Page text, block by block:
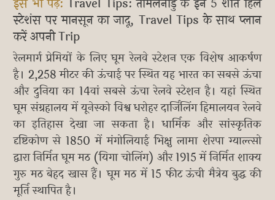
स्टेशंस पर मानसून का जादू, Travel Tips के साथ प्लान
करें अपनी Trip
रेलमार्ग प्रेमियों के लिए घूम रेलवे स्टेशन एक विशेष आकर्षण
है। 2,258 मीटर की ऊंचाई पर स्थित यह भारत का सबसे ऊंचा
और दुनिया का 14वां सबसे ऊंचा रेलवे स्टेशन है। यहां स्थित
घूम संग्रहालय में यूनेस्को विश्व धरोहर दार्जिलिंग हिमालयन रेलवे
का इतिहास देखा जा सकता है। धार्मिक और सांस्कृतिक
दृष्टिकोण से 1850 में मंगोलियाई भिक्षु लामा शेरपा ग्याल्त्सो
द्वारा निर्मित घूम मठ (यिगा चोलिंग) और 1915 में निर्मित शाक्य
गुरु मठ बेहद खास हैं। घूम मठ में 15 फीट ऊंची मैत्रेय बुद्ध की
मूर्ति स्थापित है।